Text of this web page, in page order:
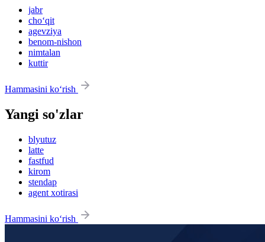
jabr
cho‘qit
agevziya
benom-nishon
nimtalan
kuttir
Hammasini ko‘rish
Yangi so'zlar
blyutuz
latte
fastfud
kirom
stendap
agent xotirasi
Hammasini ko‘rish